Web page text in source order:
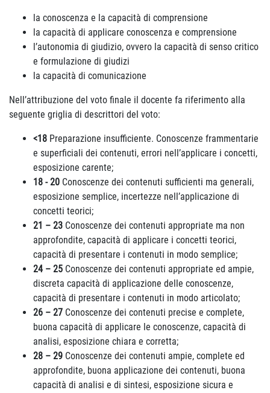
la conoscenza e la capacità di comprensione
la capacità di applicare conoscenza e comprensione
l’autonomia di giudizio, ovvero la capacità di senso critico
e formulazione di giudizi
la capacità di comunicazione
Nell’attribuzione del voto finale il docente fa riferimento alla
seguente griglia di descrittori del voto:
<18 Preparazione insufficiente. Conoscenze frammentarie
e superficiali dei contenuti, errori nell’applicare i concetti,
esposizione carente;
18 - 20 Conoscenze dei contenuti sufficienti ma generali,
esposizione semplice, incertezze nell’applicazione di
concetti teorici;
21 – 23 Conoscenze dei contenuti appropriate ma non
approfondite, capacità di applicare i concetti teorici,
capacità di presentare i contenuti in modo semplice;
24 – 25 Conoscenze dei contenuti appropriate ed ampie,
discreta capacità di applicazione delle conoscenze,
capacità di presentare i contenuti in modo articolato;
26 – 27 Conoscenze dei contenuti precise e complete,
buona capacità di applicare le conoscenze, capacità di
analisi, esposizione chiara e corretta;
28 – 29 Conoscenze dei contenuti ampie, complete ed
approfondite, buona applicazione dei contenuti, buona
capacità di analisi e di sintesi, esposizione sicura e